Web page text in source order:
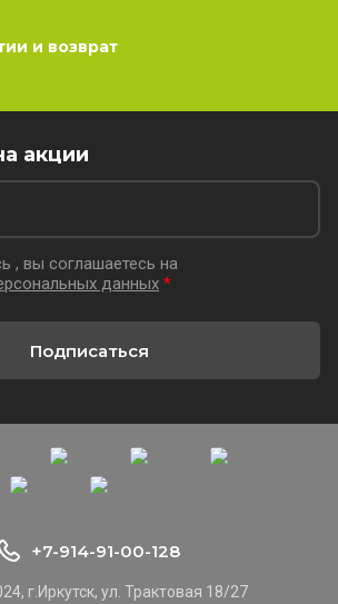
и возврат
акции
, вы соглашаетесь на
данных *
Подписаться
+7-914-91-00-128
г.Иркутск, ул. Трактовая 18/27